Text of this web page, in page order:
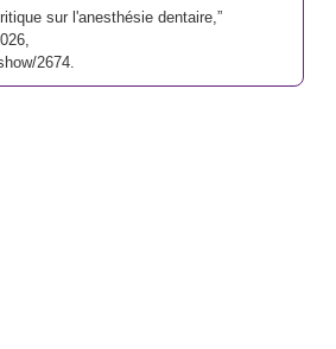
sur l'anesthésie dentaire,”
2674.